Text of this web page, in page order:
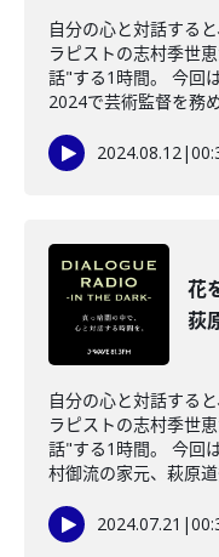
自分の心と対話する
ラピストの志村季世
話"する1時間。 今回
2024で芸術監督を務
2024.08.12|
花
荻
自分の心と対話する
ラピストの志村季世
話"する1時間。 今回
村御流の家元、萩原
2024.07.21 |